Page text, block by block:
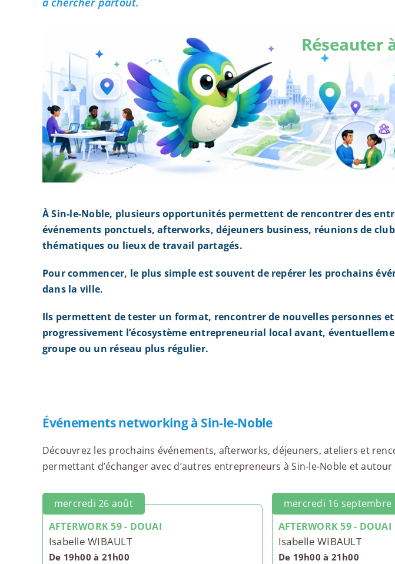
Réseauter
À Sin-le-Noble, plusieurs opportunités permettent de rencontrer des
événements ponctuels, afterworks, déjeuners business, réunions de
thématiques ou lieux de travail partagés.
Pour commencer, le plus simple est souvent de repérer les prochains
dans la ville.
Ils permettent de tester un format, rencontrer de nouvelles personnes
progressivement l’écosystème entrepreneurial local avant,
groupe ou un réseau plus régulier.
Événements networking à Sin-le-Noble
Découvrez les prochains événements, afterworks, déjeuners, ateliers et
permettant d’échanger avec d’autres entrepreneurs à Sin-le-Noble et autour
mercredi 26 août
AFTERWORK 59 - DOUAI
Isabelle WIBAULT
De 19h00 à 21h00
mercredi 16 septembre
AFTERWORK 59 - DOUAI
Isabelle WIBAULT
De 19h00 à 21h00